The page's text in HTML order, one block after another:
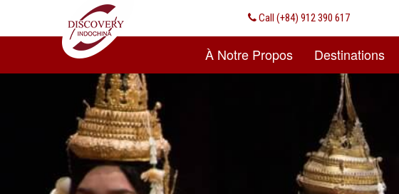
Call (+84) 912 390 617
À Notre Propos Destinations